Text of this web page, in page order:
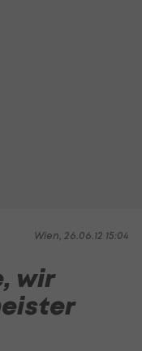
Wien, 26.06.12 15:04
wir